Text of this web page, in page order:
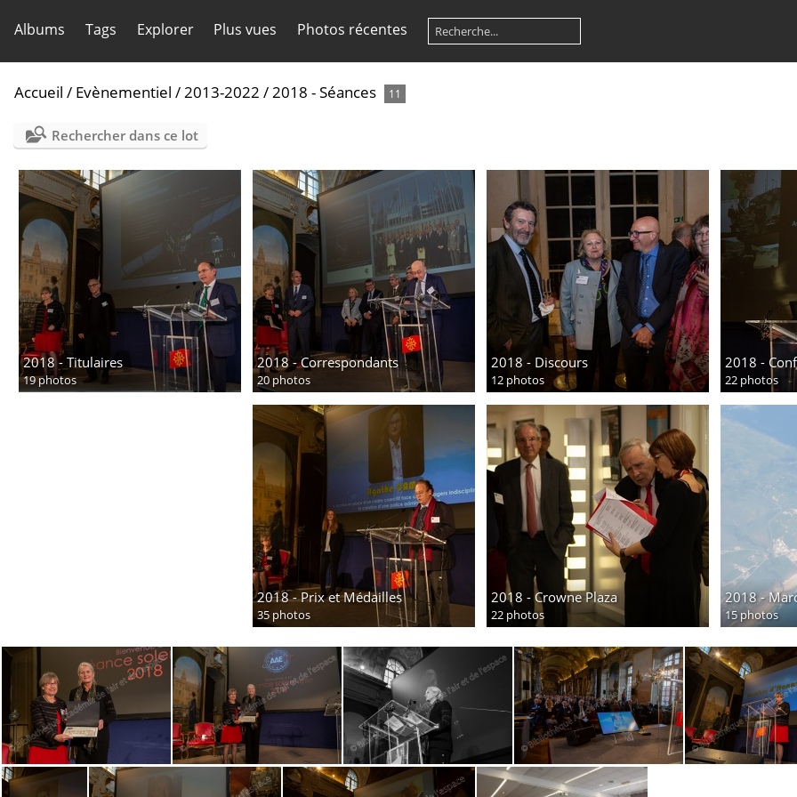
Albums Tags Explorer Plus vues Photos récentes
Accueil / Evènementiel /2013-2022 /2018 - Séances 11
Rechercher dans ce lot
2018 - Titulaires
19 photos
2018 - Correspondants
20 photos
2018 - Discours
12 photos
2018 -
22 photos
2018 - Prix et Médailles
35 photos
2018 - Crowne Plaza
22 photos
2018 -
15 photos